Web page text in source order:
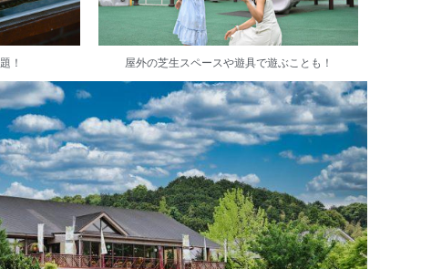
！ 屋外の芝生スペースや遊具で遊ぶことも！